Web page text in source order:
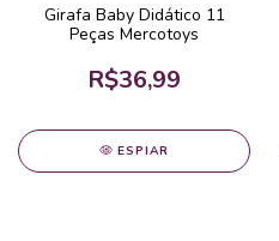
Girafa Baby Didático 11
Peças Mercotoys
R$36,99
ESPIAR